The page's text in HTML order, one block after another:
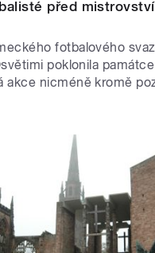
před
fotbalového
poklonila
akce nicméně kromě